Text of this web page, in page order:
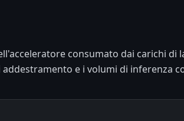
consumato dai carichi di
e i volumi di inferenza